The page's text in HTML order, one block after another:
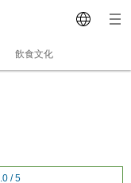
飲食文化